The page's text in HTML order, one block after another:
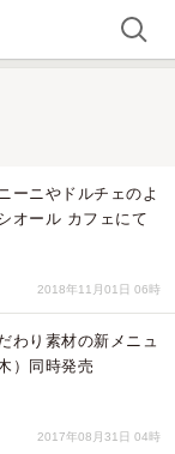
ニやドルチェのよ
オール カフェにて
2018年11月01日 06時
わり素材の新メニュ
）同時発売
2017年08月31日 04時